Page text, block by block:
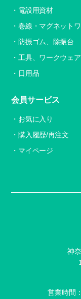
神
営業時間
電設用資材
巻線・マグネット
防振ゴム、除振台
工具、ワークウェア
日用品
会員サービス
お気に入り
購入履歴/再注文
マイページ